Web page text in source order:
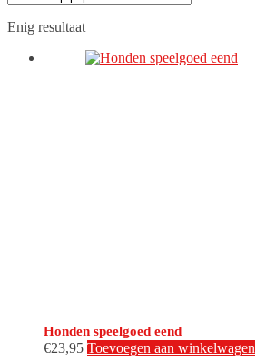
Enig resultaat
Honden speelgoed eend
€23,95 Toevoegen aan winkelwagen